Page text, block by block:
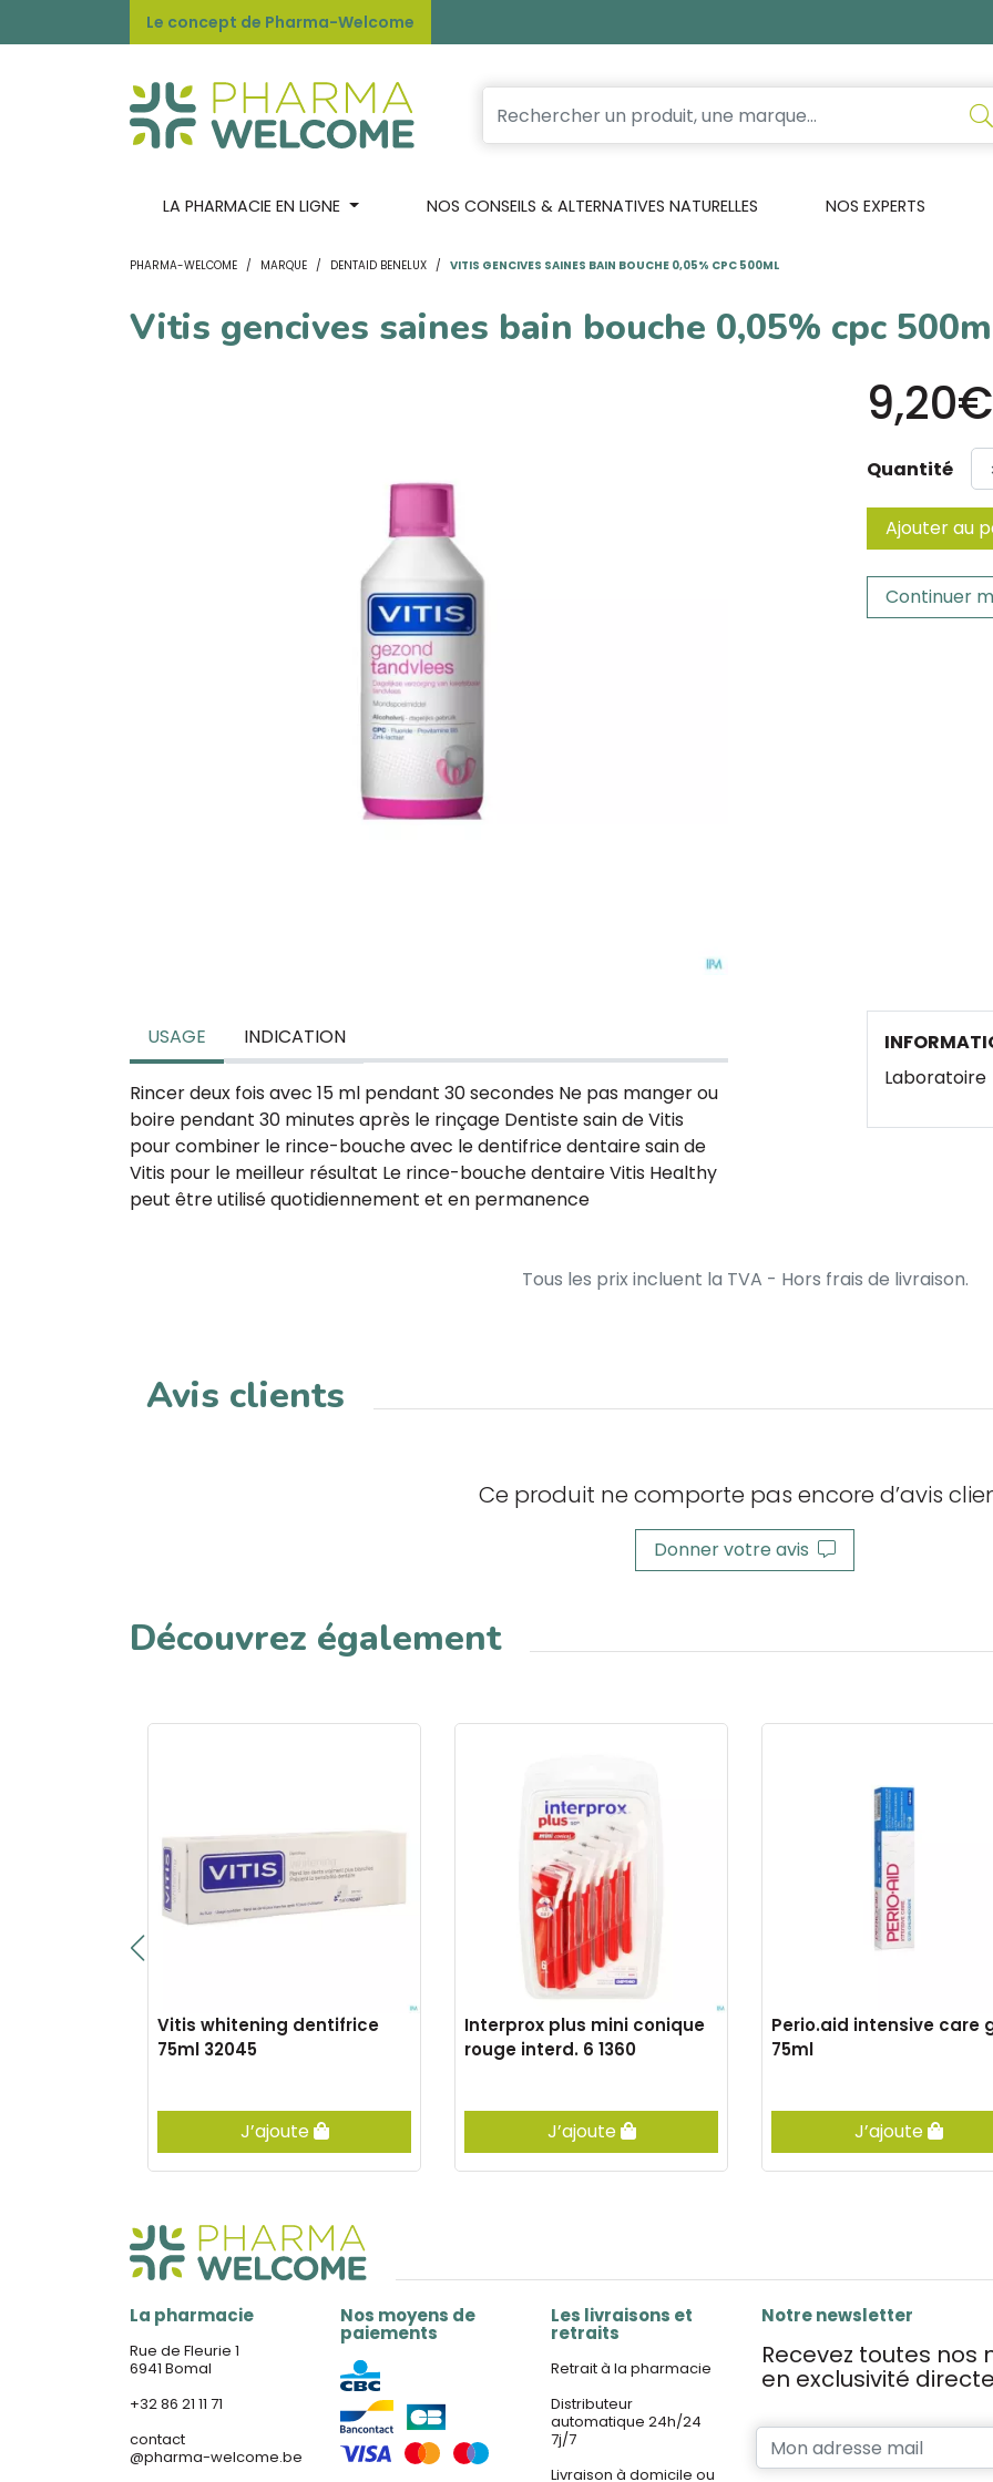
Le concept de Pharma-Welcome
LA PHARMACIE EN LIGNE NOS CONSEILS & ALTERNATIVES NATURELLES NOS EXPERTS
PHARMA-WELCOME MARQUE DENTAID BENELUX VITIS GENCIVES SAINES BAIN BOUCHE 0,05% CPC 500ML
Vitis gencives saines bain bouche 0,05% cpc
9,20€
Quantité
Ajouter au
Continuer
USAGE INDICATION
Rincer deux fois avec 15 ml pendant 30 secondes Ne pas manger ou
boire pendant 30 minutes après le rinçage Dentiste sain de Vitis
pour combiner le rince-bouche avec le dentifrice dentaire sain de
Vitis pour le meilleur résultat Le rince-bouche dentaire Vitis Healthy
peut être utilisé quotidiennement et en permanence
Laboratoire
Tous les prix incluent la TVA - Hors frais de livraison.
Avis clients
Ce produit ne comporte pas encore d’avis
Donner votre avis
Découvrez également
Vitis whitening dentifrice
75ml 32045
J’ajoute
Interprox plus mini conique
rouge interd. 6 1360
J’ajoute
Perio.aid intensive care
75ml
J’ajoute
La pharmacie
Rue de Fleurie 1
6941 Bomal
+32 86 21 11 71
contact
@pharma-welcome.be
Nos moyens de
paiements
Les livraisons et
retraits
Retrait à la pharmacie
Distributeur
automatique 24h/24
7j/7
Livraison à domicile ou
Notre newsletter
Recevez toutes
en exclusivité